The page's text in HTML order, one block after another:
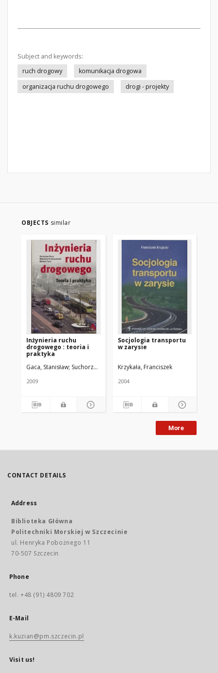
Subject and keywords:
ruch drogowy
komunikacja drogowa
organizacja ruchu drogowego
drogi - projekty
OBJECTS similar
Inżynieria ruchu
drogowego : teoria i
praktyka
Gaca, Stanisław Suchorzewski, Wojciech Tracz, Marian
2009
Socjologia transportu
w zarysie
Krzykała, Franciszek
2004
More
CONTACT DETAILS
Address
Biblioteka Główna
Politechniki Morskiej w Szczecinie
ul. Henryka Pobożnego 11
70-507 Szczecin
Phone
tel. +48 (91) 4809 702
E-Mail
k.kuzian@pm.szczecin.pl
Visit us!